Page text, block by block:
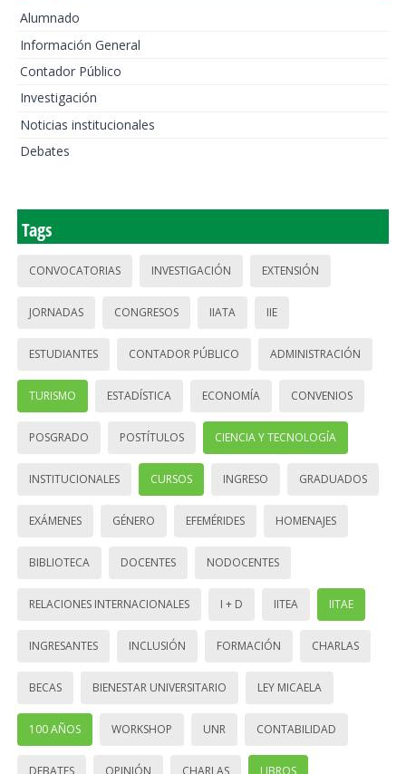
Alumnado
Información General
Contador Público
Investigación
Noticias institucionales
Debates
Tags
CONVOCATORIAS INVESTIGACIÓN EXTENSIÓN
JORNADAS CONGRESOS IIATA IIE
ESTUDIANTES CONTADOR PÚBLICO ADMINISTRACIÓN
TURISMO ESTADÍSTICA ECONOMÍA CONVENIOS
POSGRADO POSTÍTULOS CIENCIA Y TECNOLOGÍA
INSTITUCIONALES CURSOS INGRESO GRADUADOS
EXÁMENES GÉNERO EFEMÉRIDES HOMENAJES
BIBLIOTECA DOCENTES NODOCENTES
RELACIONES INTERNACIONALES I + D IITEA IITAE
INGRESANTES INCLUSIÓN FORMACIÓN CHARLAS
BECAS BIENESTAR UNIVERSITARIO LEY MICAELA
100 AÑOS WORKSHOP UNR CONTABILIDAD